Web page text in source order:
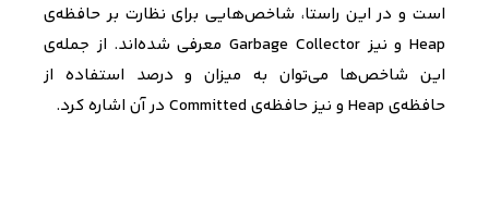
است و در این راستا، شاخص‌هایی برای نظارت بر حافظه‌ی
Heap و نیزGarbage Collector معرفی شده‌اند. از جمله‌ی
این شاخص‌ها می‌توان به میزان و درصد استفاده از
حافظه‌ی Heap و نیز حافظه‌ی Committed در آن اشاره کرد.